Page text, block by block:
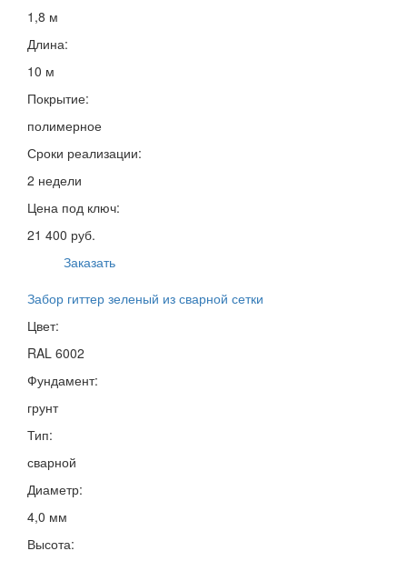
1,8 м
Длина:
10 м
Покрытие:
полимерное
Сроки реализации:
2 недели
Цена под ключ:
21 400 руб.
Заказать
Забор гиттер зеленый из сварной сетки
Цвет:
RAL 6002
Фундамент:
грунт
Тип:
сварной
Диаметр:
4,0 мм
Высота: